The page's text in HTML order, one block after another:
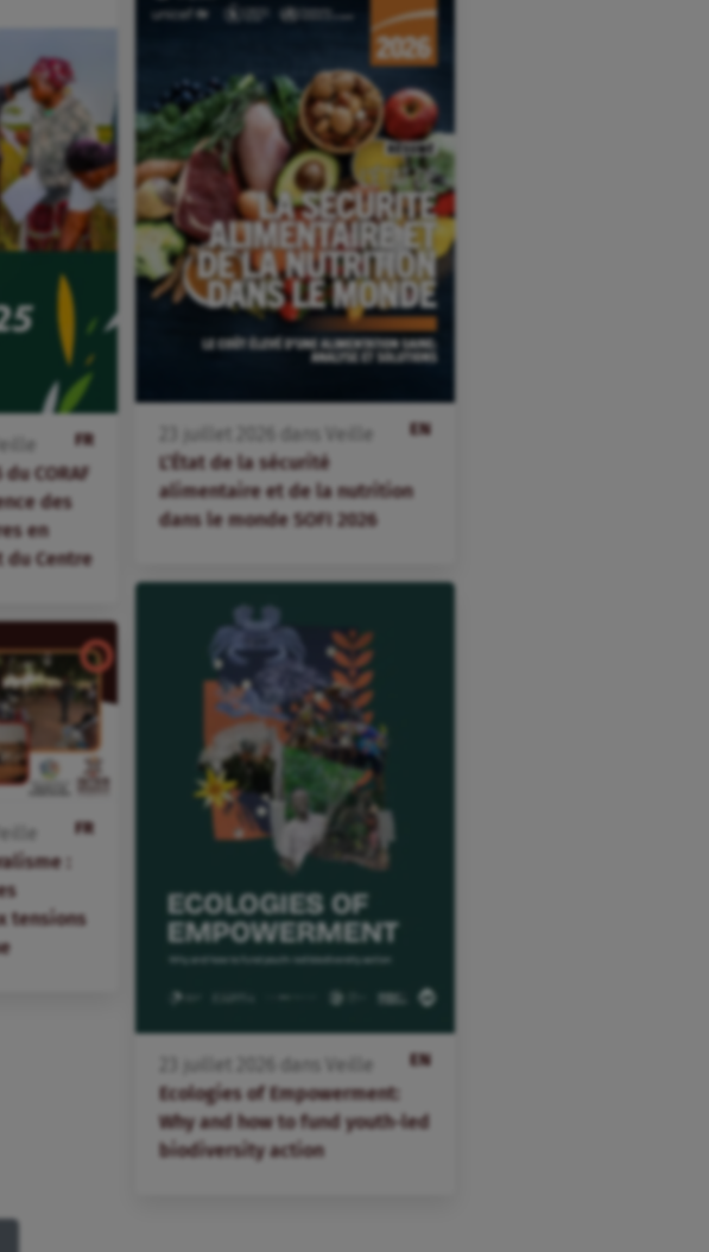
FR
Veille
CORAF
des
en
du Centre
EN
juillet dans
Veille
L’État de la sécurité
alimentaire et de la nutrition
dans le monde SOFI 2026
EN
juillet dans
Veille
Ecologies of Empowerment:
Why and how to fund youth-led
biodiversity action
FR
Veille
:
tensions